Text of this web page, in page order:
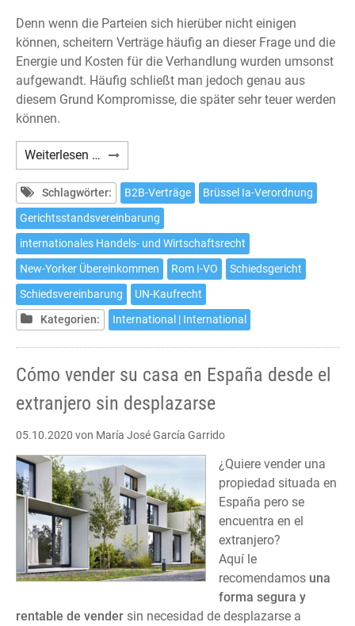
Denn wenn die Parteien sich hierüber nicht einigen
können, scheitern Verträge häufig an dieser Frage und die
Energie und Kosten für die Verhandlung wurden umsonst
aufgewandt. Häufig schließt man jedoch genau aus
diesem Grund Kompromisse, die später sehr teuer werden
können.
Weiterlesen … Gerichtsstandsvereinbarungen
in
B2B-
Verträgen
sinnvoll
verhandeln
Schlagwörter: B2B-Verträge
Brüssel Ia-Verordnung
Gerichtsstandsvereinbarung
internationales Handels- und Wirtschaftsrecht
New-Yorker Übereinkommen
Rom I-VO
Schiedsgericht
Schiedsvereinbarung
UN-Kaufrecht
Kategorien:
International | International
Cómo vender su casa en España desde el
extranjero sin desplazarse
05.10.2020 von María José García Garrido
¿Quiere vender una
propiedad situada en
España pero se
encuentra en el
extranjero?
Aquí le
recomendamos una
forma segura y
rentable de vender sin necesidad de desplazarse a